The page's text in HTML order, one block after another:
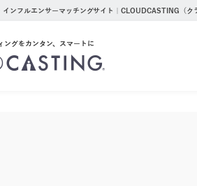
インフルエンサーマッチングサイト｜CLOUDCASTING（ク
ングをカンタン、スマートに